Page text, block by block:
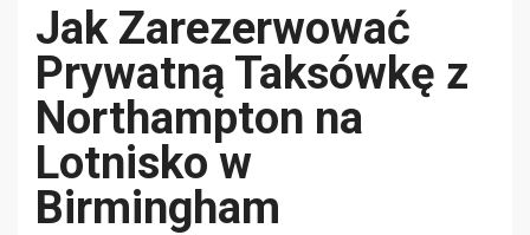
Jak Zarezerwować
Prywatną Taksówkę z
Northampton na
Lotnisko w
Birmingham